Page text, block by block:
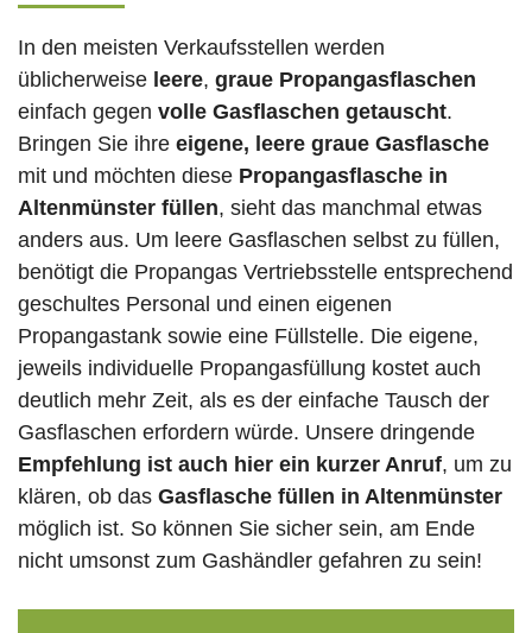
In den meisten Verkaufsstellen werden
üblicherweise leere, graue Propangasflaschen
einfach gegen volle Gasflaschen getauscht.
Bringen Sie ihre eigene, leere graue Gasflasche
mit und möchten diese Propangasflasche in
Altenmünster füllen, sieht das manchmal etwas
anders aus. Um leere Gasflaschen selbst zu füllen,
benötigt die Propangas Vertriebsstelle entsprechend
geschultes Personal und einen eigenen
Propangastank sowie eine Füllstelle. Die eigene,
jeweils individuelle Propangasfüllung kostet auch
deutlich mehr Zeit, als es der einfache Tausch der
Gasflaschen erfordern würde. Unsere dringende
Empfehlung ist auch hier ein kurzer Anruf, um zu
klären, ob das Gasflasche füllen in Altenmünster
möglich ist. So können Sie sicher sein, am Ende
nicht umsonst zum Gashändler gefahren zu sein!